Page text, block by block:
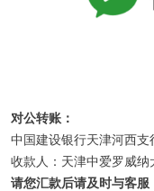
对公转账：
中国建设银行天津河西支
收款人：天津中爱罗威纳
请您汇款后请及时与客服